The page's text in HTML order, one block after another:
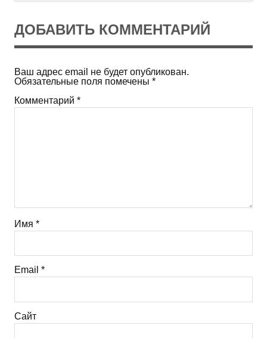
ДОБАВИТЬ КОММЕНТАРИЙ
Ваш адрес email не будет опубликован.
Обязательные поля помечены *
Комментарий *
Имя *
Email *
Сайт